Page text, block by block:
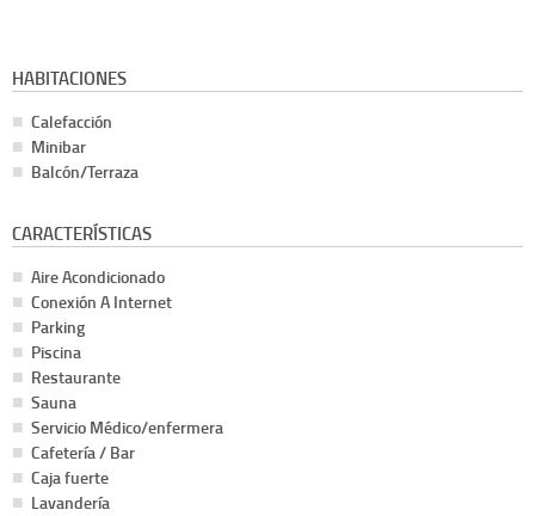
HABITACIONES
Calefacción
Minibar
Balcón/Terraza
CARACTERÍSTICAS
Aire Acondicionado
Conexión A Internet
Parking
Piscina
Restaurante
Sauna
Servicio Médico/enfermera
Cafetería / Bar
Caja fuerte
Lavandería